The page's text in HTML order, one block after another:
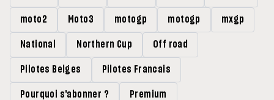
moto2 Moto3 motogp motogp mxgp
National Northern Cup Off road
Pilotes Belges Pilotes Francais
Pourquoi s'abonner ? Premium